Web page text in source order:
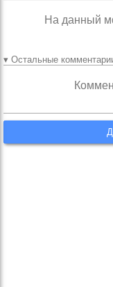
На данный
▾ Остальные